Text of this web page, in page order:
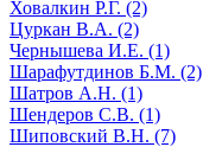
Ховалкин Р.Г. (2)
Цуркан В.А. (2)
Чернышева И.Е. (1)
Шарафутдинов Б.М. (2)
Шатров А.Н. (1)
Шендеров С.В. (1)
Шиповский В.Н. (7)